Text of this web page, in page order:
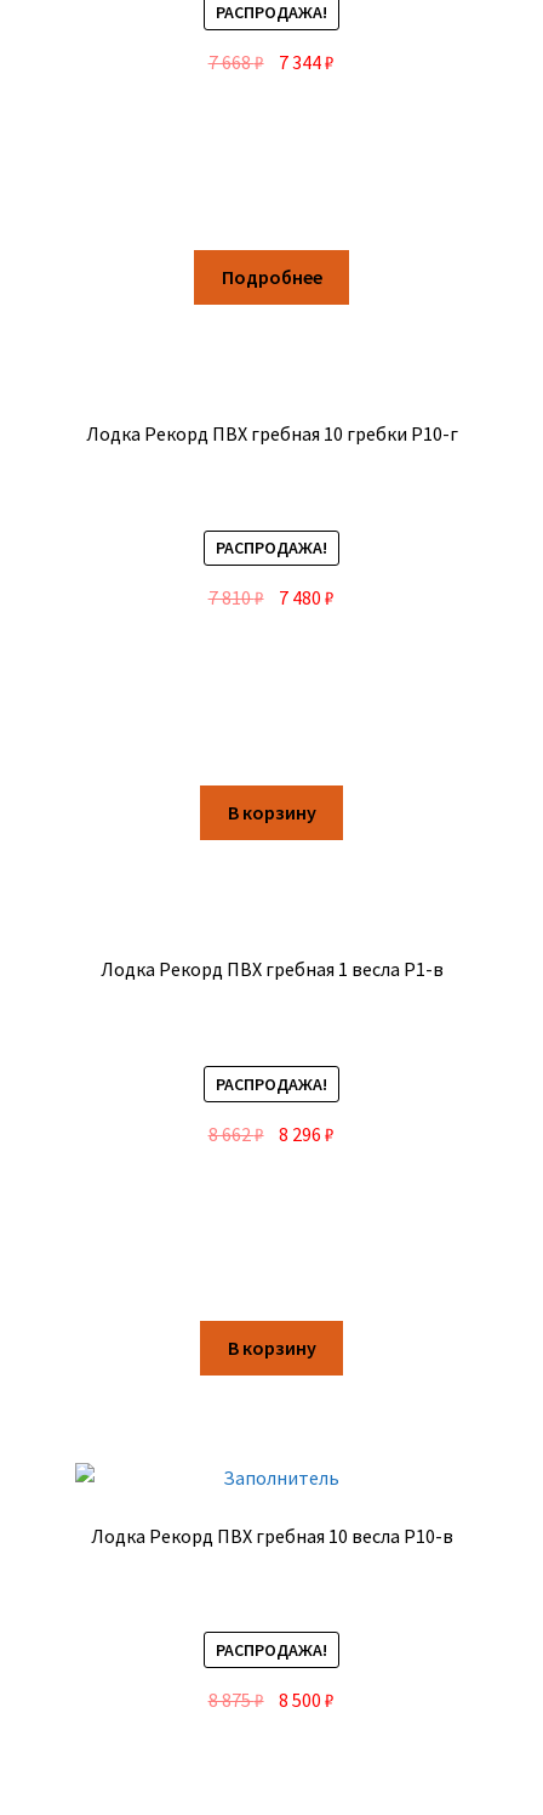
РАСПРОДАЖА!
7 668₽ 7 344₽
Подробнее
Лодка Рекорд ПВХ гребная 10 гребки Р10-г
РАСПРОДАЖА!
7 810₽ 7 480₽
В корзину
Лодка Рекорд ПВХ гребная 1 весла Р1-в
РАСПРОДАЖА!
8 662₽ 8 296₽
В корзину
Лодка Рекорд ПВХ гребная 10 весла Р10-в
РАСПРОДАЖА!
8 875₽ 8 500₽